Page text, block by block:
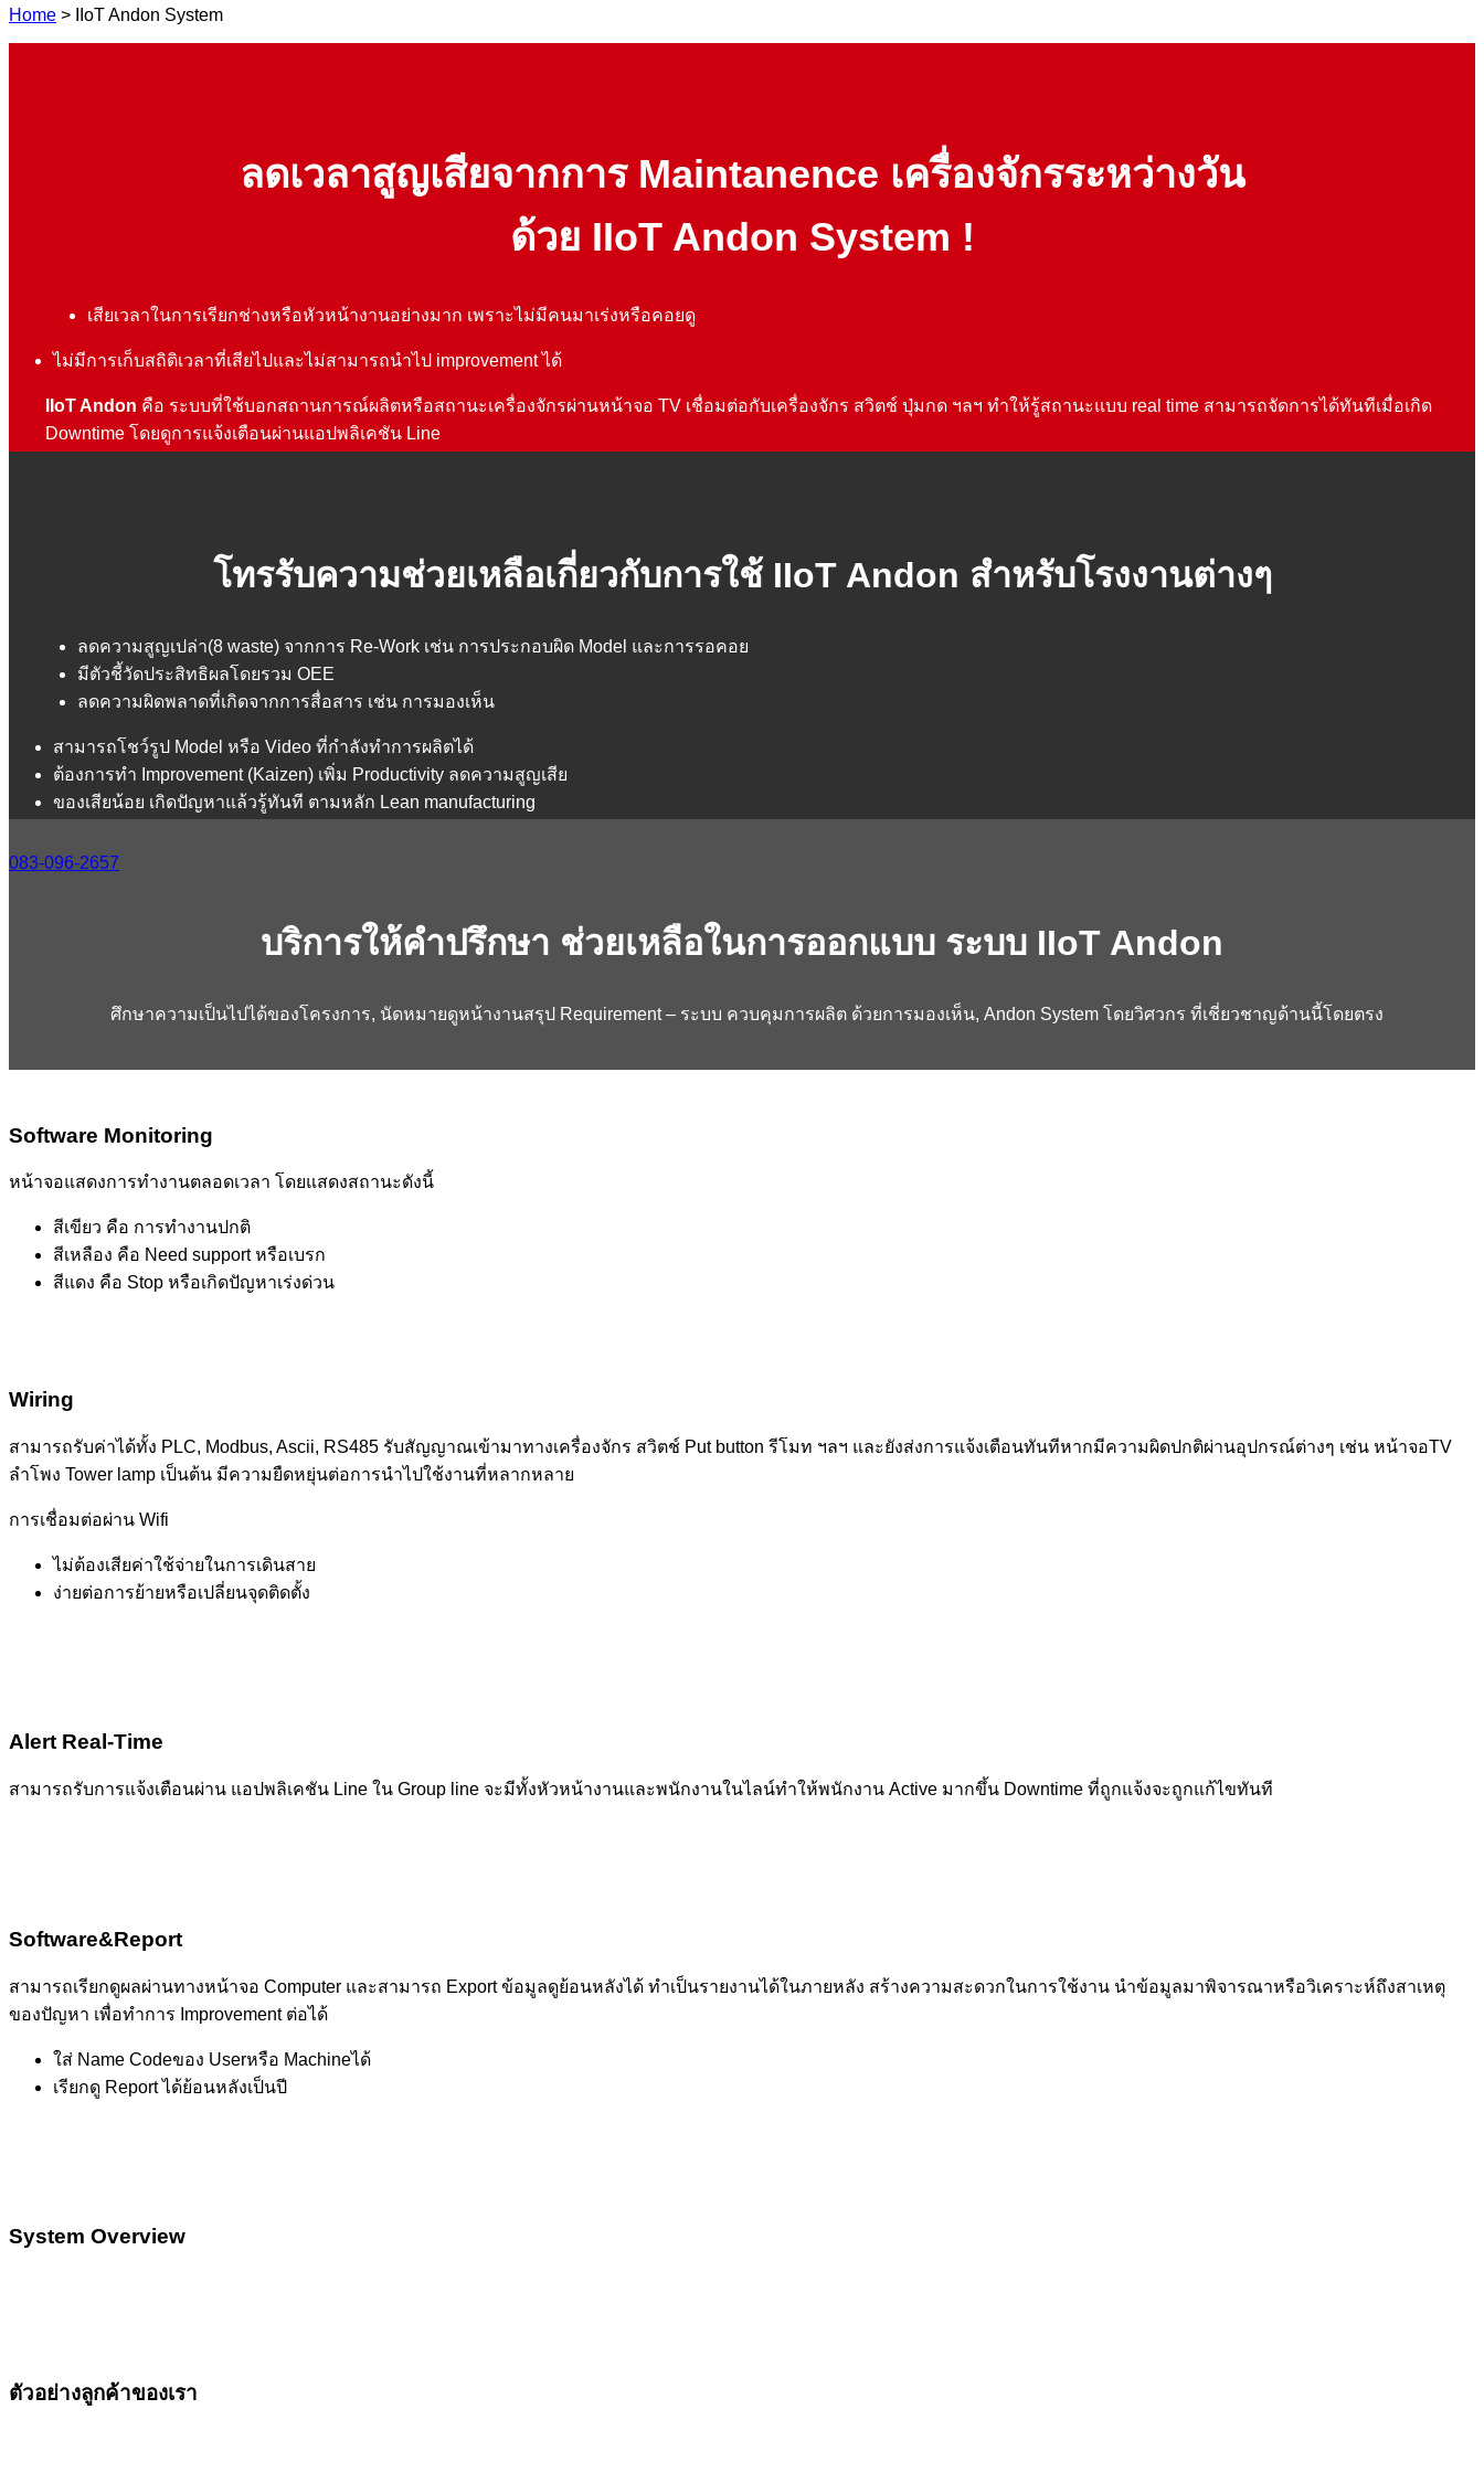
Home > IIoT Andon System
ลดเวลาสูญเสียจากการ Maintanence เครื่องจักรระหว่างวัน
ด้วย IIoT Andon System !
เสียเวลาในการเรียกช่างหรือหัวหน้างานอย่างมาก เพราะไม่มีคนมาเร่งหรือคอยดู
ไม่มีการเก็บสถิติเวลาที่เสียไปและไม่สามารถนำไป improvement ได้
IIoT Andon คือ ระบบที่ใช้บอกสถานการณ์ผลิตหรือสถานะเครื่องจักรผ่านหน้าจอ TV เชื่อมต่อกับเครื่องจักร สวิตช์ ปุ่มกด ฯลฯ ทำให้รู้สถานะแบบ real time สามารถจัดการได้ทันทีเมื่อเกิด
Downtime โดยดูการแจ้งเตือนผ่านแอปพลิเคชัน Line
โทรรับความช่วยเหลือเกี่ยวกับการใช้ IIoT Andon สำหรับโรงงานต่างๆ
ลดความสูญเปล่า(8 waste) จากการ Re-Work เช่น การประกอบผิด Model และการรอคอย
มีตัวชี้วัดประสิทธิผลโดยรวม OEE
ลดความผิดพลาดที่เกิดจากการสื่อสาร เช่น การมองเห็น
สามารถโชว์รูป Model หรือ Video ที่กำลังทำการผลิตได้
ต้องการทำ Improvement (Kaizen) เพิ่ม Productivity ลดความสูญเสีย
ของเสียน้อย เกิดปัญหาแล้วรู้ทันที ตามหลัก Lean manufacturing
083-096-2657
บริการให้คำปรึกษา ช่วยเหลือในการออกแบบ ระบบ IIoT Andon
ศึกษาความเป็นไปได้ของโครงการ, นัดหมายดูหน้างานสรุป Requirement – ระบบ ควบคุมการผลิต ด้วยการมองเห็น, Andon System โดยวิศวกร ที่เชี่ยวชาญด้านนี้โดยตรง
Software Monitoring
หน้าจอแสดงการทำงานตลอดเวลา โดยแสดงสถานะดังนี้
สีเขียว คือ การทำงานปกติ
สีเหลือง คือ Need support หรือเบรก
สีแดง คือ Stop หรือเกิดปัญหาเร่งด่วน
Wiring
สามารถรับค่าได้ทั้ง PLC, Modbus, Ascii, RS485 รับสัญญาณเข้ามาทางเครื่องจักร สวิตช์ Put button รีโมท ฯลฯ และยังส่งการแจ้งเตือนทันทีหากมีความผิดปกติผ่านอุปกรณ์ต่างๆ เช่น หน้าจอTV
ลำโพง Tower lamp เป็นต้น มีความยืดหยุ่นต่อการนำไปใช้งานที่หลากหลาย
การเชื่อมต่อผ่าน Wifi
ไม่ต้องเสียค่าใช้จ่ายในการเดินสาย
ง่ายต่อการย้ายหรือเปลี่ยนจุดติดตั้ง
Alert Real-Time
สามารถรับการแจ้งเตือนผ่าน แอปพลิเคชัน Line ใน Group line จะมีทั้งหัวหน้างานและพนักงานในไลน์ทำให้พนักงาน Active มากขึ้น Downtime ที่ถูกแจ้งจะถูกแก้ไขทันที
Software&Report
สามารถเรียกดูผลผ่านทางหน้าจอ Computer และสามารถ Export ข้อมูลดูย้อนหลังได้ ทำเป็นรายงานได้ในภายหลัง สร้างความสะดวกในการใช้งาน นำข้อมูลมาพิจารณาหรือวิเคราะห์ถึงสาเหตุ
ของปัญหา เพื่อทำการ Improvement ต่อได้
ใส่ Name Codeของ Userหรือ Machineได้
เรียกดู Report ได้ย้อนหลังเป็นปี
System Overview
ตัวอย่างลูกค้าของเรา